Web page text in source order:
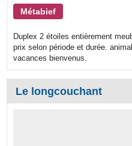
Métabief
Duplex 2 étoiles entièrement
prix selon période et durée.
vacances bienvenus.
Le longcouchant